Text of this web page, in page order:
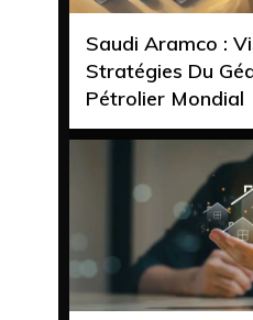
Saudi Aramco :
Stratégies Du
Pétrolier Mondial